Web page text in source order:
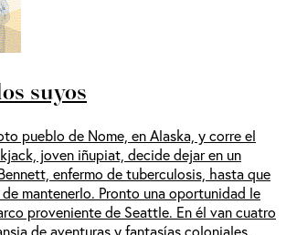
suyos
pueblo de Nome, en Alaska, y corre el
joven iñupiat, decide dejar en un
enfermo de tuberculosis, hasta que
mantenerlo. Pronto una oportunidad le
proveniente de Seattle. En él van cuatro
de aventuras y fantasías coloniales,